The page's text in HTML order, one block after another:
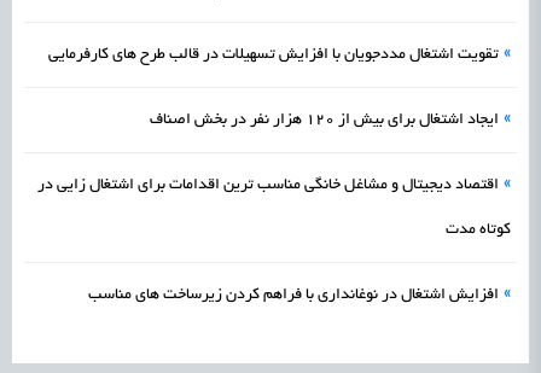
» تقویت اشتغال مددجویان با افزایش تسهیلات در قالب طرح‌ های کارفرمایی
» ایجاد اشتغال برای بیش‌ از ۱۲۰ هزار نفر در بخش اصناف
» اقتصاد دیجیتال و مشاغل خانگی مناسب ترین اقدامات برای اشتغال زایی در
کوتاه مدت
» افزایش اشتغال در نوغانداری با فراهم کردن زیرساخت های مناسب